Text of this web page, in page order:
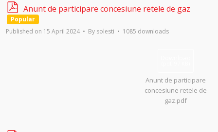
p
d
f
Anunt de participare concesiune retele de gaz
Popular
Published on 15 April 2024
By solesti 1085 downloads
Anunt de participare
concesiune retele de
gaz.pdf